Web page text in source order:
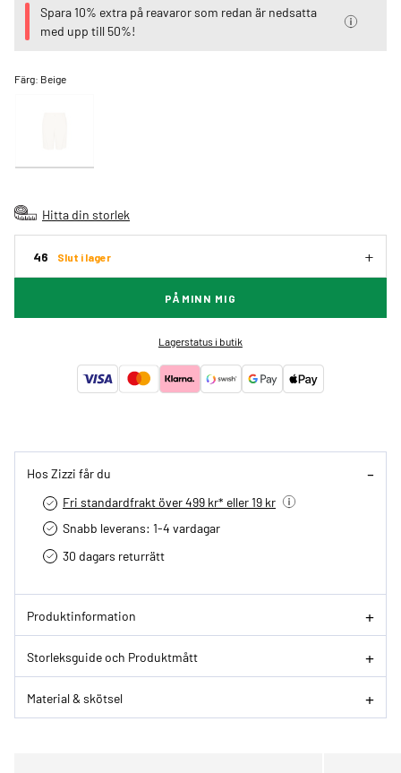
Spara 10% extra på reavaror som redan är nedsatta
med upp till 50%!
Färg: Beige
Hitta din storlek
46 Slut i lager
PÅMINN MIG
Lagerstatus i butik
Hos Zizzi får du
Fri standardfrakt över 499 kr* eller 19 kr
Snabb leverans: 1-4 vardagar
30 dagars returrätt­
Produktinformation
Storleksguide och Produktmått
Material & skötsel